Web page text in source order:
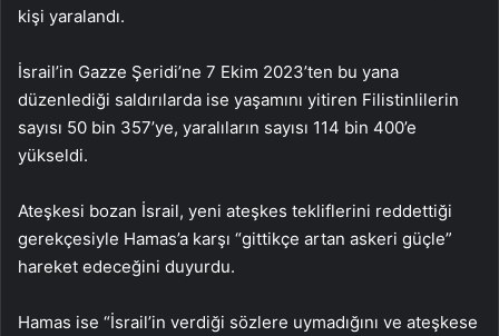
kişi yaralandı.
İsrail’in Gazze Şeridi’ne 7 Ekim 2023’ten bu yana
düzenlediği saldırılarda ise yaşamını yitiren Filistinlilerin
sayısı 50 bin 357’ye, yaralıların sayısı 114 bin 400’e
yükseldi.
Ateşkesi bozan İsrail, yeni ateşkes tekliflerini reddettiği
gerekçesiyle Hamas’a karşı “gittikçe artan askeri güçle”
hareket edeceğini duyurdu.
Hamas ise “İsrail’in verdiği sözlere uymadığını ve ateşkese